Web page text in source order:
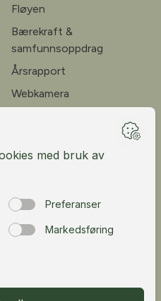
Fløyen
Bærekraft &
samfunnsoppdrag
Årsrapport
Webkamera